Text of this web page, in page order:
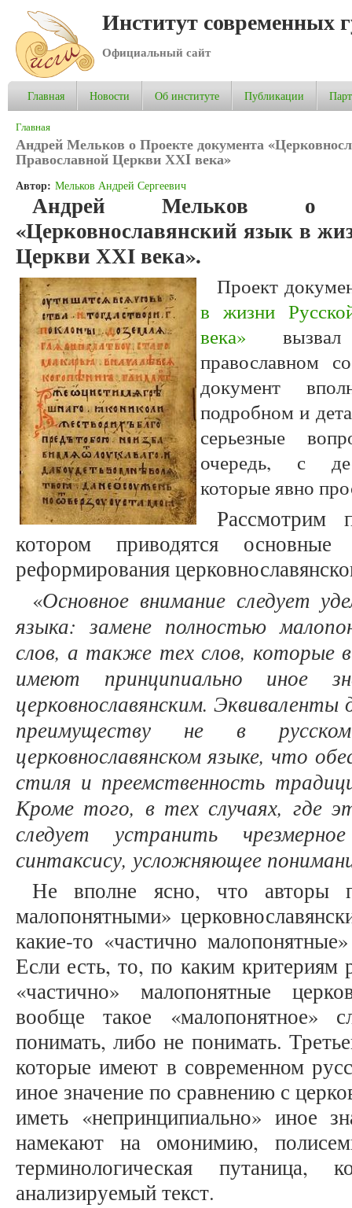
Институт современных
Официальный сайт
Главная Новости Об институте Публикации
Вы здесь
Главная
Андрей Мельков о Проекте документа
Православной Церкви ХХI века»
Автор: Мельков Андрей Сергеевич
Андрей Мельков о
«Церковнославянский язык в
Церкви ХХI века».
Проект
в жизни
века»
православном
документ
подробном и
серьезные
очередь, с
которые явно
котором приводятся основные
реформирования
«Основное внимание следует
языка: замене полностью
слов, а также тех слов, которые в
имеют принципиально иное
церковнославянским. Эквиваленты
преимуществу не в
церковнославянском языке, что
стиля и преемственность
Кроме того, в тех случаях, где
следует устранить
синтаксису, усложняющее
Не вполне ясно, что авторы
малопонятными»
какие-то «частично
Если есть, то, по каким
«частично» малопонятные
вообще такое «малопонятное»
понимать, либо не понимать.
которые имеют в современном
иное значение по сравнению с
иметь «непринципиально» иное
намекают на омонимию,
терминологическая путаница,
анализируемый текст.